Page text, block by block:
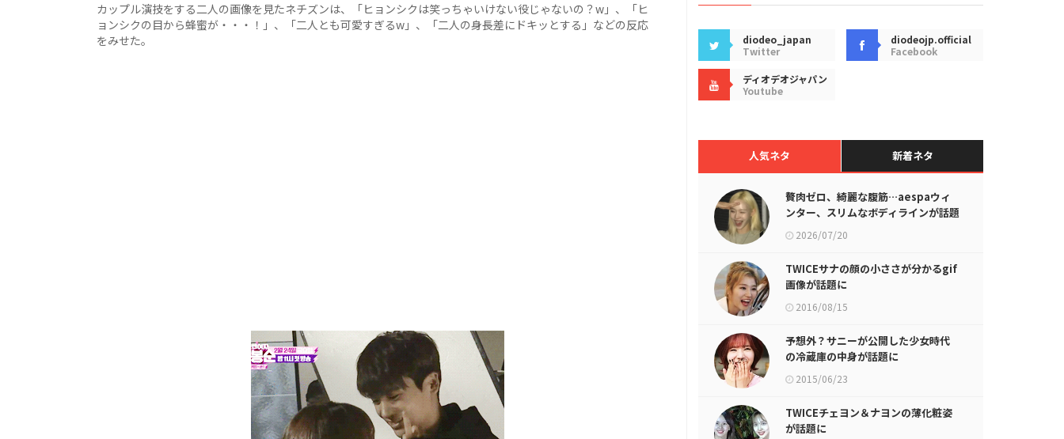
カップル演技をする二人の画像を見たネチズンは、「ヒョンシクは笑っちゃいけない役じゃないの？w」、「ヒ
ョンシクの目から蜂蜜が・・・！」、「二人とも可愛すぎるw」、「二人の身長差にドキッとする」などの反応
をみせた。
diodeo_japan
Twitter
diodeojp.official
Facebook
ディオデオジャパン
Youtube
人気ネタ 新着ネタ
贅肉ゼロ、綺麗な腹筋…aespaウィ
ンター、スリムなボディラインが話題
に 2026/07/20
TWICEサナの顔の小ささが分かるgif
画像が話題に
2016/08/15
予想外？サニーが公開した少女時代
の冷蔵庫の中身が話題に
2015/06/23
TWICEチェヨン＆ナヨンの薄化粧姿
が話題に